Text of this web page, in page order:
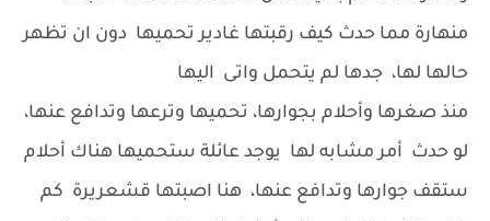
منهارة مما حدث كيف رقبتها غادير تحميها دون ان تظهر
حالها لها، جدها لم يتحمل واتى اليها
منذ صغرها وأحلام بجوارها، تحميها وترعها وتدافع عنها،
لو حدث أمر مشابه لها يوجد عائلة ستحميها هناك أحلام
ستقف جوارها وتدافع عنها، هنا اصبتها قشعريرة كم